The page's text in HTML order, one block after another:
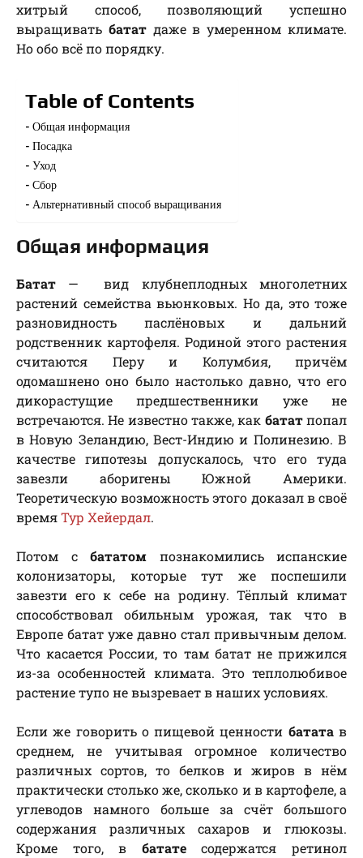
хитрый способ, позволяющий успешно
выращивать бататдаже в умеренном климате.
Но обо всё по порядку.
Table of Contents
Общая информация
Посадка
Уход
Сбор
Альтернативный способ выращивания
Общая информация
Батат — вид клубнеплодных многолетних
растений семейства вьюнковых. Но да, это тоже
разновидность паслёновых и дальний
родственник картофеля. Родиной этого растения
считаются Перу и Колумбия, причём
одомашнено оно было настолько давно, что его
дикорастущие предшественники уже не
встречаются. Не известно также, как бататпопал
в Новую Зеландию, Вест-Индию и Полинезию. В
качестве гипотезы допускалось, что его туда
завезли аборигены Южной Америки.
Теоретическую возможность этого доказал в своё
времяТур Хейердал.
Потом с бататом познакомились испанские
колонизаторы, которые тут же поспешили
завезти его к себе на родину. Тёплый климат
способствовал обильным урожая, так что в
Европе батат уже давно стал привычным делом.
Что касается России, то там батат не прижился
из-за особенностей климата. Это теплолюбивое
растение тупо не вызревает в наших условиях.
Если же говорить о пищевой ценности бататав
среднем, не учитывая огромное количество
различных сортов, то белков и жиров в нём
практически столько же, сколько и в картофеле, а
углеводов намного больше за счёт большого
содержания различных сахаров и глюкозы.
Кроме того, в бататесодержатся ретинол